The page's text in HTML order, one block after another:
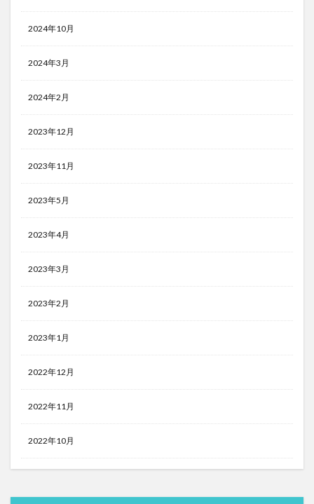
2024年10月
2024年3月
2024年2月
2023年12月
2023年11月
2023年5月
2023年4月
2023年3月
2023年2月
2023年1月
2022年12月
2022年11月
2022年10月